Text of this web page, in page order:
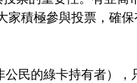
家積極參與投票，確
民的綠卡持有者），